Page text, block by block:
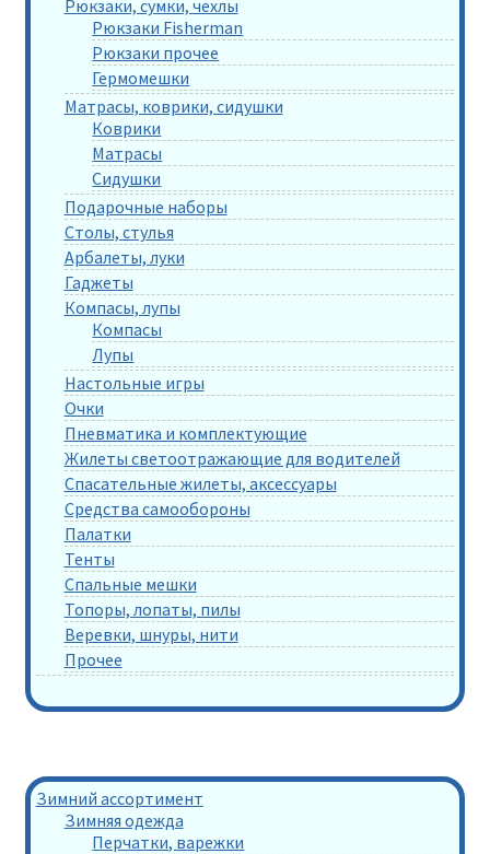
Рюкзаки, сумки, чехлы
Рюкзаки Fisherman
Рюкзаки прочее
Гермомешки
Матрасы, коврики, сидушки
Коврики
Матрасы
Сидушки
Подарочные наборы
Столы, стулья
Арбалеты, луки
Гаджеты
Компасы, лупы
Компасы
Лупы
Настольные игры
Очки
Пневматика и комплектующие
Жилеты светоотражающие для водителей
Спасательные жилеты, аксессуары
Средства самообороны
Палатки
Тенты
Спальные мешки
Топоры, лопаты, пилы
Веревки, шнуры, нити
Прочее
Зимний ассортимент
Зимняя одежда
Перчатки, варежки